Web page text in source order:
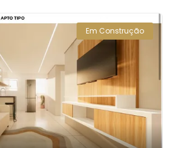
Em Construção